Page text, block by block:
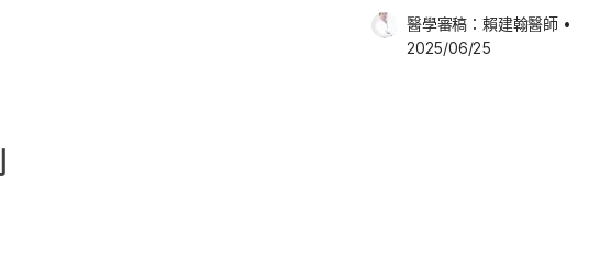
醫學審稿： 賴建翰醫師 •
2025/06/25